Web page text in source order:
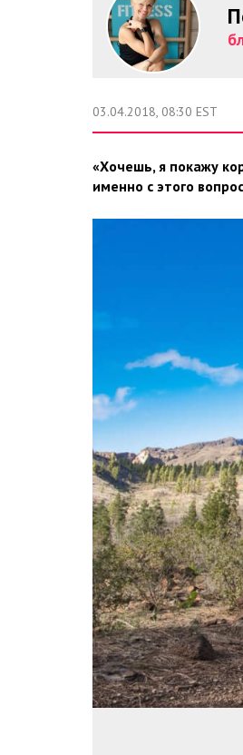
03.04.2018, 08:30 EST
«Хочешь, я покажу
именно с этого